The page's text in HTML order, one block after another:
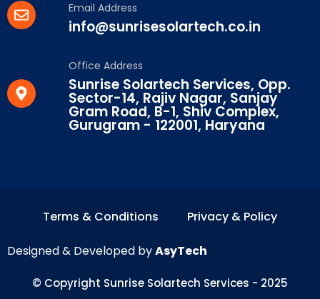
Email Address
info@sunrisesolartech.co.in
Office Address
Sunrise Solartech Services, Opp.
Sector-14, Rajiv Nagar, Sanjay
Gram Road, B-1, Shiv Complex,
Gurugram - 122001, Haryana
© Copyright Sunrise Solartech Services - 2025
Designed & Developed byAsyTech
Terms & Conditions Privacy & Policy